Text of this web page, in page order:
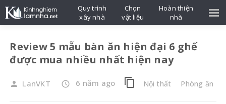
Review 5 mẫu bàn ăn hiện đại 6 ghế
được mua nhiều nhất hiện nay
person LanVKT access_time 6 năm ago content_copy Nội thất Phòng ăn
Quy trình
xây nhà
Chọn
vật liệu
Hoàn thiện
nhà